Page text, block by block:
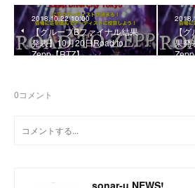
2018.10.22 10:00
【グループBファイナル結果
発表】10月20日Road to
Zepp【RTZ】
【グ
果発
0コメント
sonar-u NEWS!